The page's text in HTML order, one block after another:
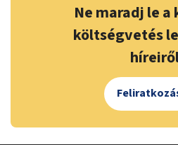
Ne maradj le a
költségvetés